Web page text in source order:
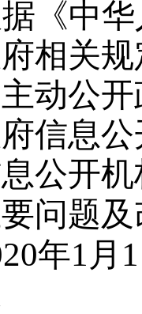
《中
相关
动公
信息
公开
问题
年1 月 1